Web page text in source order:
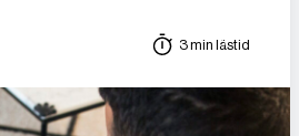
3 min lästid